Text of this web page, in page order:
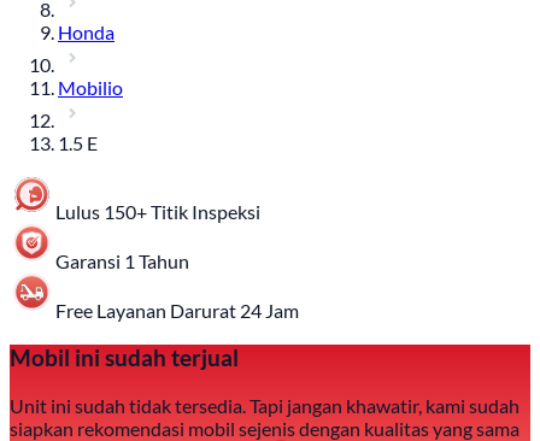
Honda
Mobilio
1.5 E
Lulus 150+ Titik Inspeksi
Garansi 1 Tahun
Free Layanan Darurat 24 Jam
Mobil ini sudah terjual
Unit ini sudah tidak tersedia. Tapi jangan khawatir, kami sudah
siapkan rekomendasi mobil sejenis dengan kualitas yang sama